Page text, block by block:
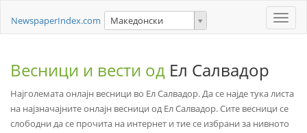
Toggle
NewspaperIndex.com Македонски
Весници и вести од Ел Салвадор
Најголемата онлајн весници во Ел Салвадор. Да се најде тука листа
на најзначајните онлајн весници од Ел Салвадор. Сите весници се
слободни да се прочита на интернет и тие се избрани за нивното